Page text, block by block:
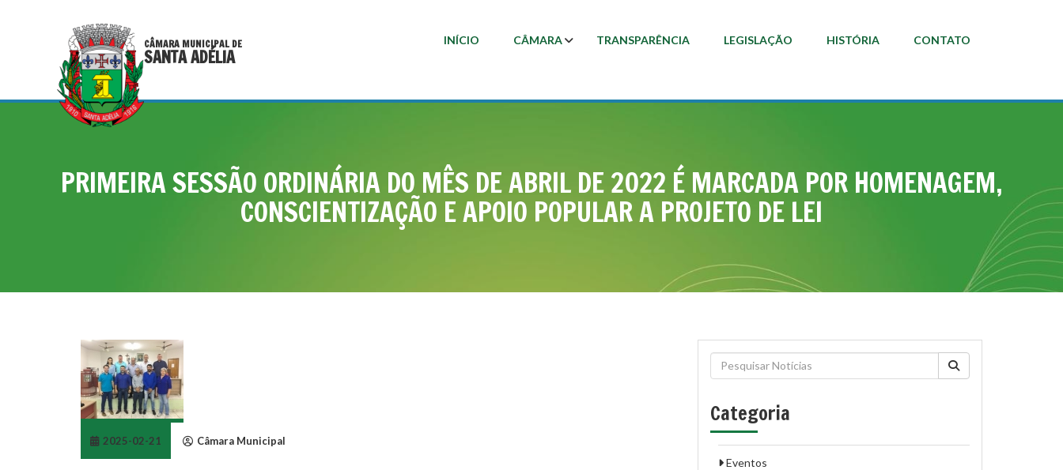
CÂMARA MUNICIPAL DE
SANTA ADÉLIA
INÍCIO CÂMARA TRANSPARÊNCIA LEGISLAÇÃO HISTÓRIA CONTATO
PRIMEIRA SESSÃO ORDINÁRIA DO MÊS DE ABRIL DE 2022 É MARCADA POR HOMENAGEM,
CONSCIENTIZAÇÃO E APOIO POPULAR A PROJETO DE LEI
2025-02-21 Câmara Municipal
Categoria
Eventos